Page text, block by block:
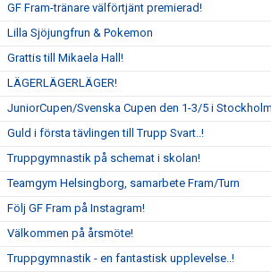
GF Fram-tränare välförtjänt premierad!
Lilla Sjöjungfrun & Pokemon
Grattis till Mikaela Hall!
LÄGERLÄGERLÄGER!
JuniorCupen/Svenska Cupen den 1-3/5 i
Guld i första tävlingen till Trupp Svart..!
Truppgymnastik på schemat i skolan!
Teamgym Helsingborg, samarbete Fram/Turn
Följ GF Fram på Instagram!
Välkommen på årsmöte!
Truppgymnastik - en fantastisk upplevelse..!